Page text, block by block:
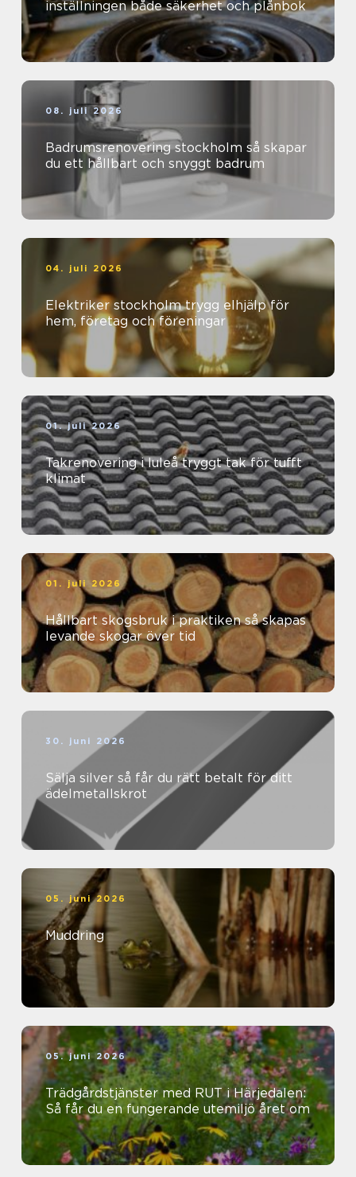
inställningen både säkerhet och plånbok
08. juli 2026
Badrumsrenovering stockholm så skapar
du ett hållbart och snyggt badrum
04. juli 2026
Elektriker stockholm trygg elhjälp för
hem, företag och föreningar
01. juli 2026
Takrenovering i luleå tryggt tak för tufft
klimat
01. juli 2026
Hållbart skogsbruk i praktiken så skapas
levande skogar över tid
30. juni 2026
Sälja silver så får du rätt betalt för ditt
ädelmetallskrot
05. juni 2026
Muddring
05. juni 2026
Trädgårdstjänster med RUT i Härjedalen:
Så får du en fungerande utemiljö året om